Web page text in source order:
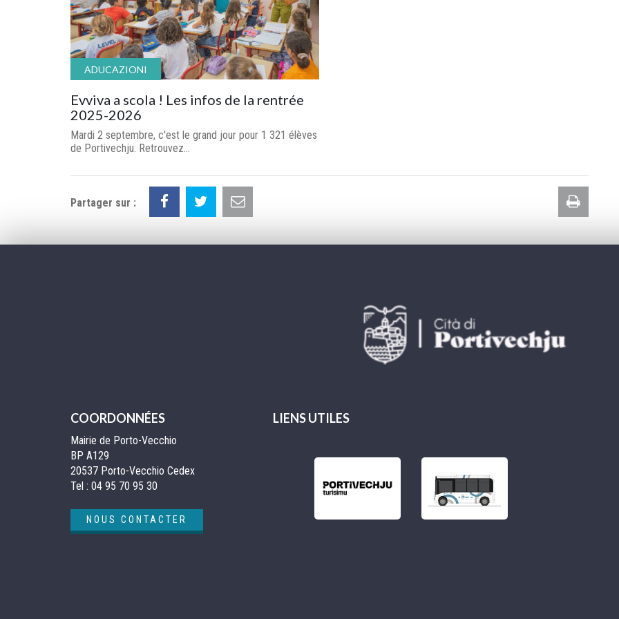
ADUCAZIONI
Evviva a scola ! Les infos de la rentrée
2025-2026
Mardi 2 septembre, c'est le grand jour pour 1 321 élèves
de Portivechju. Retrouvez...
Partager sur :
la
page
COORDONNÉES
Mairie de Porto-Vecchio
BP A129
20537 Porto-Vecchio Cedex
Tel : 04 95 70 95 30
NOUS CONTACTER
LIENS UTILES